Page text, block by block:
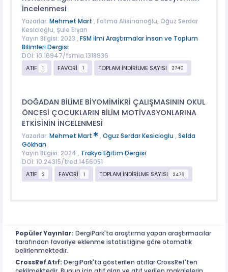
İncelenmesi
Yazarlar: Mehmet Mart , Fatma Alisinanoğlu, Oğuz Serdar
Kesicioğlu, Şule Erşan
Yayın Bilgisi: 2023 , FSM İlmi Araştırmalar İnsan ve Toplum
Bilimleri Dergisi
DOI: 10.16947/fsmia.1318936
ATIF
1 FAVORİ 1 TOPLAM İNDİRİLME SAYISI 2740
DOĞADAN BİLİME BİYOMİMİKRİ ÇALIŞMASININ OKUL
ÖNCESİ ÇOCUKLARIN BİLİM MOTİVASYONLARINA
ETKİSİNİN İNCELENMESİ
Yazarlar: Mehmet Mart , Oguz Serdar Kesicioglu , Selda
Gökhan
Yayın Bilgisi: 2024 , Trakya Eğitim Dergisi
DOI: 10.24315/tred.1456051
ATIF
2 FAVORİ 1 TOPLAM İNDİRİLME SAYISI 2476
Popüler Yayınlar: DergiPark'ta araştırma yapan araştırmacılar
tarafından favoriye eklenme istatistiğine göre otomatik
belirlenmektedir.
CrossRef Atıf: DergiPark'ta gösterilen atıflar CrossRef'ten